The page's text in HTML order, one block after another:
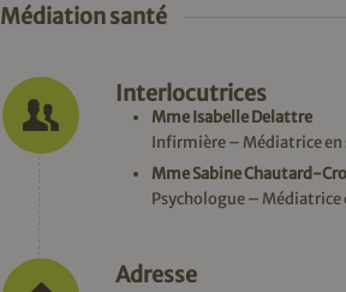
Médiation santé
Interlocutrices
Mme Isabelle Delattre
Infirmière – Médiatrice en
Mme Sabine Chautard-
Psychologue – Médiatrice
Adresse